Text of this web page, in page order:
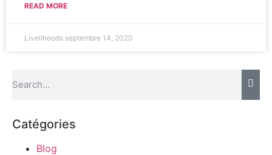
READ MORE
Livelihoods septembre 14, 2020
Catégories
Blog